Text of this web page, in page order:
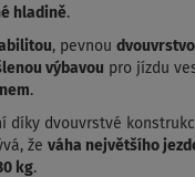
hladině.
, pevnou
výbavou pro jízdu
.
díky dvouvrstvé
že váha největšího
kg.